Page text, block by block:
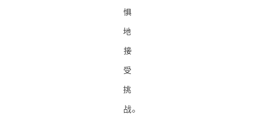
惧
地
接
受
挑
战。